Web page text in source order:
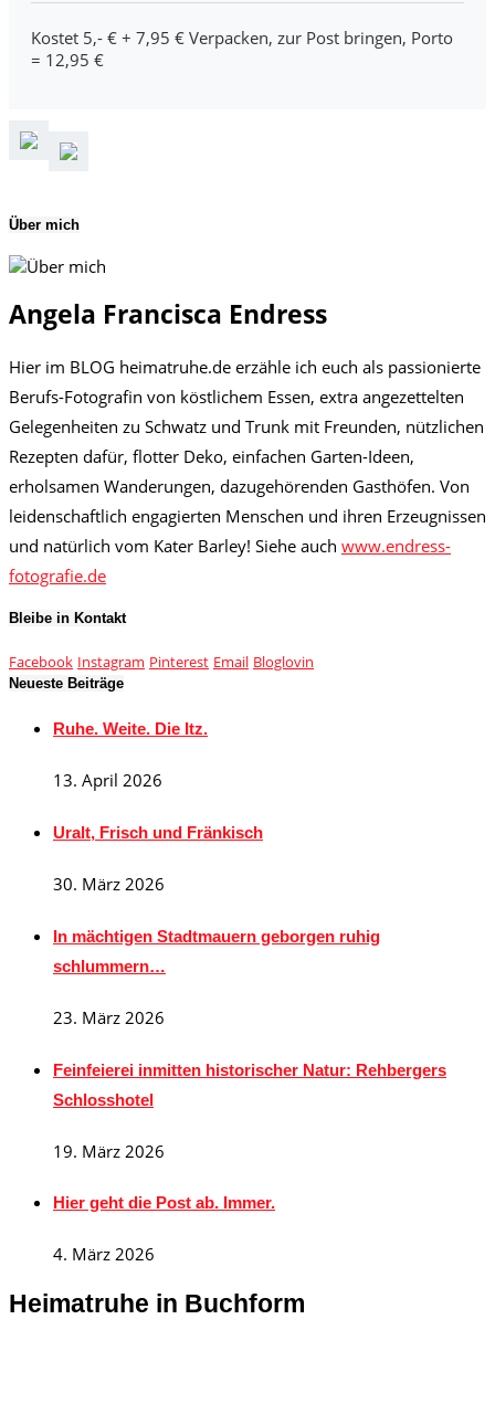
Kostet 5,- € + 7,95 € Verpacken, zur Post bringen, Porto
= 12,95 €
Über mich
Angela Francisca Endress
Hier im BLOG heimatruhe.de erzähle ich euch als passionierte
Berufs-Fotografin von köstlichem Essen, extra angezettelten
Gelegenheiten zu Schwatz und Trunk mit Freunden, nützlichen
Rezepten dafür, flotter Deko, einfachen Garten-Ideen,
erholsamen Wanderungen, dazugehörenden Gasthöfen. Von
leidenschaftlich engagierten Menschen und ihren Erzeugnissen
und natürlich vom Kater Barley! Siehe auch www.endress-
fotografie.de
Bleibe in Kontakt
Facebook Instagram Pinterest Email Bloglovin
Neueste Beiträge
Ruhe. Weite. Die Itz.
13. April 2026
Uralt, Frisch und Fränkisch
30. März 2026
In mächtigen Stadtmauern geborgen ruhig
schlummern…
23. März 2026
Feinfeierei inmitten historischer Natur: Rehbergers
Schlosshotel
19. März 2026
Hier geht die Post ab. Immer.
4. März 2026
Heimatruhe in Buchform